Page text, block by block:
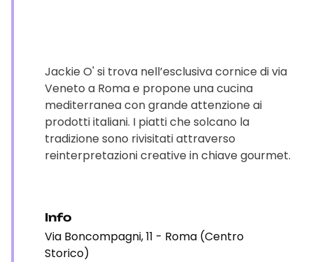
Jackie O' si trova nell’esclusiva cornice di via
Veneto a Roma e propone una cucina
mediterranea con grande attenzione ai
prodotti italiani. I piatti che solcano la
tradizione sono rivisitati attraverso
reinterpretazioni creative in chiave gourmet.
Info
Via Boncompagni, 11 - Roma (Centro
Storico)